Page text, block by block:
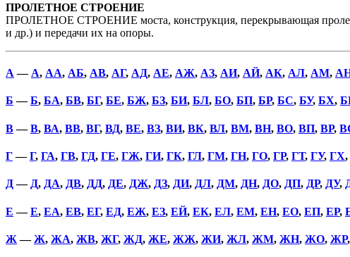
ПРОЛЕТНОЕ СТРОЕНИЕ
ПРОЛЕТНОЕ СТРОЕНИЕ моста, конструкция, перекрывающая пролеты
и др.) и передачи их на опоры.
А — А, АА, АБ, АВ, АГ, АД, АЕ, АЖ, АЗ, АИ, АЙ, АК, АЛ, АМ,
Б —Б, БА, БВ, БГ, БЕ, БЖ, БЗ, БИ, БЛ, БО, БП, БР, БС, БУ, БХ,
В—В, ВА, ВВ, ВГ, ВД, ВЕ, ВЗ, ВИ, ВК, ВЛ, ВМ, ВН, ВО, ВП, ВР,
Г—Г, ГА, ГВ, ГД, ГЕ, ГЖ, ГИ, ГК, ГЛ, ГМ, ГН, ГО, ГР, ГТ, ГУ, ГХ,
Д— Д, ДА, ДВ, ДД, ДЕ, ДЖ, ДЗ, ДИ, ДЛ, ДМ, ДН, ДО, ДП, ДР, ДУ,
Е —Е, ЕА, ЕВ, ЕГ, ЕД, ЕЖ, ЕЗ, ЕЙ, ЕК, ЕЛ, ЕМ, ЕН, ЕО, ЕП, ЕР,
Ж —Ж, ЖА, ЖВ, ЖГ, ЖД, ЖЕ, ЖЖ, ЖИ, ЖЛ, ЖМ, ЖН, ЖО, ЖР,